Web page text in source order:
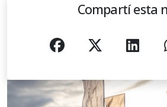
Compartí esta